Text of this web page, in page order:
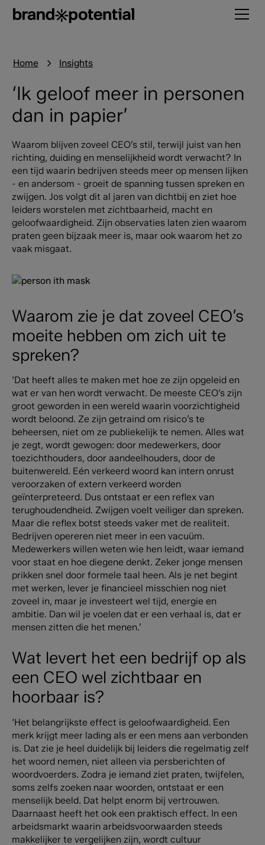
Home Insights
‘Ik geloof meer in personen
dan in papier’
Waarom blijven zoveel CEO’s stil, terwijl juist van hen
richting, duiding en menselijkheid wordt verwacht? In
een tijd waarin bedrijven steeds meer op mensen lijken
- en andersom - groeit de spanning tussen spreken en
zwijgen. Jos volgt dit al jaren van dichtbij en ziet hoe
leiders worstelen met zichtbaarheid, macht en
geloofwaardigheid. Zijn observaties laten zien waarom
praten geen bijzaak meer is, maar ook waarom het zo
vaak misgaat.
Waarom zie je dat zoveel CEO’s
moeite hebben om zich uit te
spreken?
‘Dat heeft alles te maken met hoe ze zijn opgeleid en
wat er van hen wordt verwacht. De meeste CEO’s zijn
groot geworden in een wereld waarin voorzichtigheid
wordt beloond. Ze zijn getraind om risico’s te
beheersen, niet om ze publiekelijk te nemen. Alles wat
je zegt, wordt gewogen: door medewerkers, door
toezichthouders, door aandeelhouders, door de
buitenwereld. Eén verkeerd woord kan intern onrust
veroorzaken of extern verkeerd worden
geïnterpreteerd. Dus ontstaat er een reflex van
terughoudendheid. Zwijgen voelt veiliger dan spreken.
Maar die reflex botst steeds vaker met de realiteit.
Bedrijven opereren niet meer in een vacuüm.
Medewerkers willen weten wie hen leidt, waar iemand
voor staat en hoe diegene denkt. Zeker jonge mensen
prikken snel door formele taal heen. Als je net begint
met werken, lever je financieel misschien nog niet
zoveel in, maar je investeert wel tijd, energie en
ambitie. Dan wil je voelen dat er een verhaal is, dat er
mensen zitten die het menen.’
Wat levert het een bedrijf op als
een CEO wel zichtbaar en
hoorbaar is?
‘Het belangrijkste effect is geloofwaardigheid. Een
merk krijgt meer lading als er een mens aan verbonden
is. Dat zie je heel duidelijk bij leiders die regelmatig zelf
het woord nemen, niet alleen via persberichten of
woordvoerders. Zodra je iemand ziet praten, twijfelen,
soms zelfs zoeken naar woorden, ontstaat er een
menselijk beeld. Dat helpt enorm bij vertrouwen.
Daarnaast heeft het ook een praktisch effect. In een
arbeidsmarkt waarin arbeidsvoorwaarden steeds
makkelijker te vergelijken zijn, wordt cultuur